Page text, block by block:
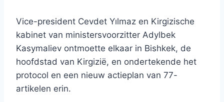
Vice-president Cevdet Yılmaz en Kirgizische
kabinet van ministersvoorzitter Adylbek
Kasymaliev ontmoette elkaar in Bishkek, de
hoofdstad van Kirgizië, en ondertekende het
protocol en een nieuw actieplan van 77-
artikelen erin.